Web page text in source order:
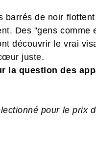
barrés de noir
Des "gens
découvrir le vrai
juste.
la question des
pour le prix